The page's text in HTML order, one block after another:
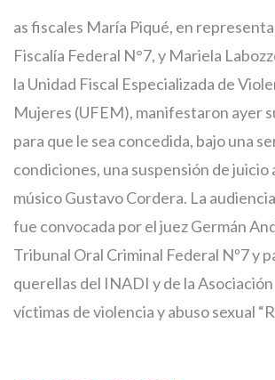
as fiscales María Piqué, en
Fiscalía Federal N°7, y Mariela
la Unidad Fiscal Especializada de
Mujeres (UFEM), manifestaron ayer
para que le sea concedida, bajo una
condiciones, una suspensión de juicio
músico Gustavo Cordera. La
fue convocada por el juez Germán
Tribunal Oral Criminal Federal Nº7 y
querellas del INADI y de la
víctimas de violencia y abuso sexual